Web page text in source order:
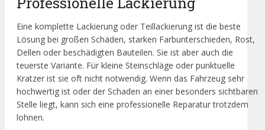
Eine komplette Lackierung oder Teillackierung ist die beste
Lösung bei großen Schäden, starken Farbunterschieden, Rost,
Dellen oder beschädigten Bauteilen. Sie ist aber auch die
teuerste Variante. Für kleine Steinschläge oder punktuelle
Kratzer ist sie oft nicht notwendig. Wenn das Fahrzeug sehr
hochwertig ist oder der Schaden an einer besonders sichtbaren
Stelle liegt, kann sich eine professionelle Reparatur trotzdem
lohnen.